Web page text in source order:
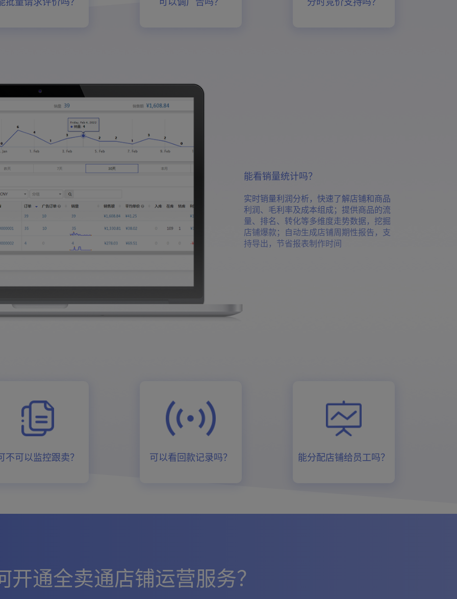
能看销量统计吗？
实时销量利润分析，快速了解店铺和商品
利润、毛利率及成本组成；提供商品的流
量、排名、转化等多维度走势数据，挖掘
店铺爆款；自动生成店铺周期性报告，支
持导出，节省报表制作时间
不可以监控跟卖？ 可以看回款记录吗？ 能分配店铺给员工吗？
开通全卖通店铺运营服务？